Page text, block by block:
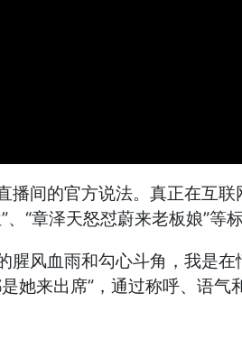
播间的官方说法。真正在互
“章泽天怒怼蔚来老板娘”
腥风血雨和勾心斗角，我是
她来出席”，通过称呼、语